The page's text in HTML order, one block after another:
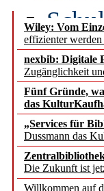
Wiley: Vom
effizienter werden
nexbib: Digitale
Zugänglichkeit
Fünf Gründe,
das
„Services für
Dussmann das
Die Zukunft ist
Willkommen auf